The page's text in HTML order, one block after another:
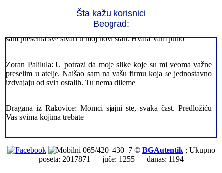
Šta kažu korisnici
Beograd:
Milica iz Novog Beograda: Zahvaljujuću vašoj firmi. Istog dana
Zoran Palilula: U potrazi da moje slike koje su mi veoma važne
preselim u atelje. Naišao sam na vašu firmu koja se jednostavno
izdvajaju od svih ostalih. Tu nema dileme
Dragana iz Rakovice: Momci sjajni ste, svaka čast. Predložiću
Vas svima kojima trebate
Petar sa Savskog Venaca: Trebalo je odmah da ispraznim stan i
prebacim stvari u drugi. Pozvao sam vašu firmu. Ja ljudi ne znam
šta bi radio sada da ne postojite, Hvala Vam
065/420–430–7 © BGAutentik; Ukupno
poseta: 2017871 juče: 1255 danas: 1194